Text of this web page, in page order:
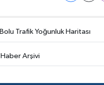
Bolu Trafik Yoğunluk Haritası
Haber Arşivi